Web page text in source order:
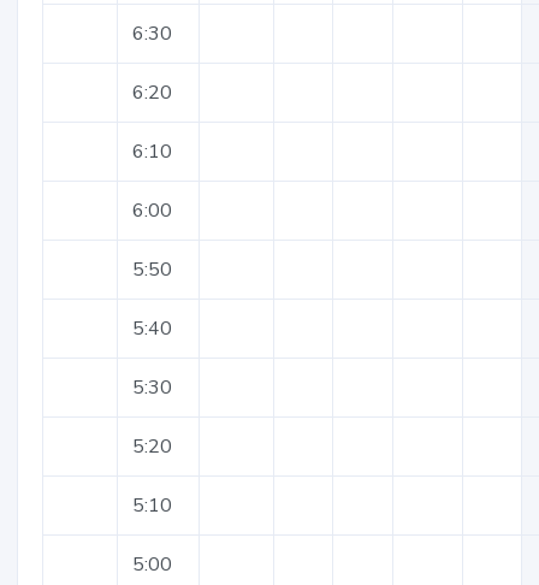
6:30
6:20
6:10
6:00
5:50
5:40
5:30
5:20
5:10
5:00